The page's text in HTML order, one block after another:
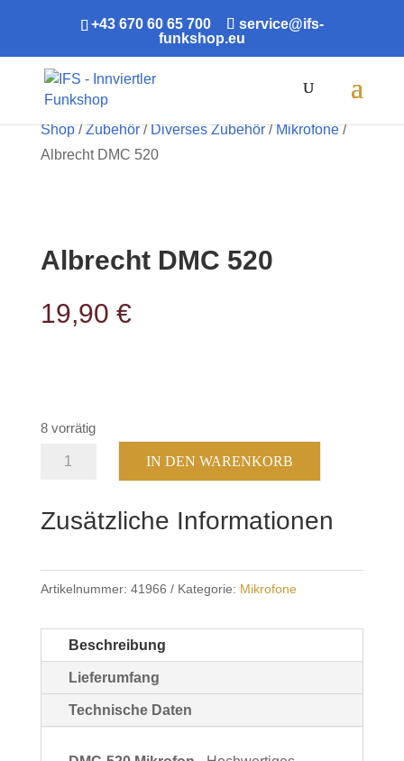
+43 670 60 65 700
service@ifs-
funkshop.eu
Shop/Zubehör/Diverses Zubehör/Mikrofone/
Albrecht DMC 520
Albrecht DMC 520
19,90 €
8 vorrätig
Albrecht
Menge
IN DEN WARENKORB
Zusätzliche Informationen
Artikelnummer: 41966 Kategorie: Mikrofone
Beschreibung
Lieferumfang
Technische Daten